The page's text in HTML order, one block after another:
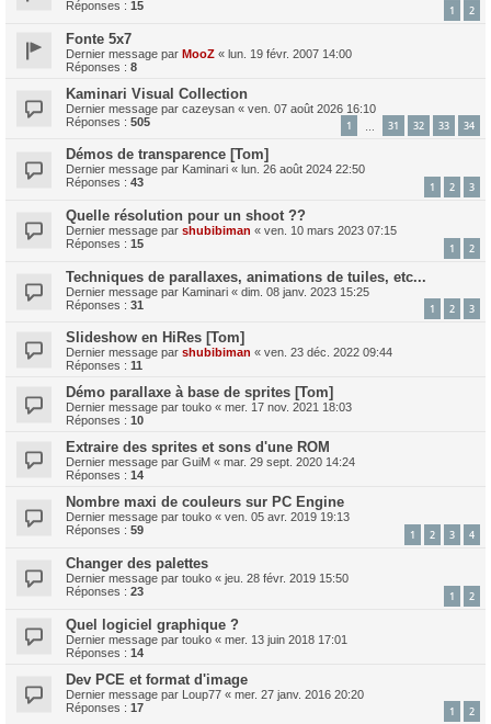
Réponses : 15 1 2
Fonte 5x7
Dernier message par MooZ « lun. 19 févr. 2007 14:00
Réponses : 8
Kaminari Visual Collection
Dernier message par cazeysan « ven. 07 août 2026 16:10
Réponses : 505 1 31 32 33 34
Démos de transparence [Tom]
Dernier message par Kaminari « lun. 26 août 2024 22:50
Réponses : 43 1 2 3
Quelle résolution pour un shoot ??
Dernier message par shubibiman « ven. 10 mars 2023 07:15
Réponses : 15 1 2
Techniques de parallaxes, animations de tuiles, etc...
Dernier message par Kaminari « dim. 08 janv. 2023 15:25
Réponses : 31 1 2 3
Slideshow en HiRes [Tom]
Dernier message par shubibiman « ven. 23 déc. 2022 09:44
Réponses : 11
Démo parallaxe à base de sprites [Tom]
Dernier message par touko « mer. 17 nov. 2021 18:03
Réponses : 10
Extraire des sprites et sons d'une ROM
Dernier message par GuiM « mar. 29 sept. 2020 14:24
Réponses : 14
Nombre maxi de couleurs sur PC Engine
Dernier message par touko « ven. 05 avr. 2019 19:13
Réponses : 59 1 2 3 4
Changer des palettes
Dernier message par touko « jeu. 28 févr. 2019 15:50
Réponses : 23 1 2
Quel logiciel graphique ?
Dernier message par touko « mer. 13 juin 2018 17:01
Réponses : 14
Dev PCE et format d'image
Dernier message par Loup77 « mer. 27 janv. 2016 20:20
Réponses : 17 1 2